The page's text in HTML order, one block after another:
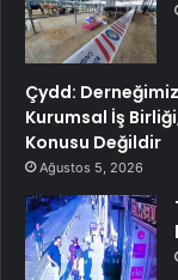
Çydd:
Kurumsal İş
Konusu Değildir
Ağustos 5, 2026